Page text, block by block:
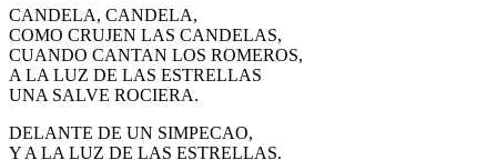
CANDELA, CANDELA,
COMO CRUJEN LAS CANDELAS,
CUANDO CANTAN LOS ROMEROS,
A LA LUZ DE LAS ESTRELLAS
UNA SALVE ROCIERA.
DELANTE DE UN SIMPECAO,
Y A LA LUZ DE LAS ESTRELLAS.
Quiero hacer el camino,¿que tengo que hacer?
En el Rocío, ¿dónde me alojo?